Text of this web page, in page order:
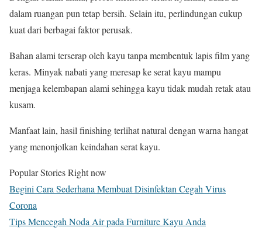
dalam ruangan pun tetap bersih. Selain itu, perlindungan cukup
kuat dari berbagai faktor perusak.
Bahan alami terserap oleh kayu tanpa membentuk lapis film yang
keras. Minyak nabati yang meresap ke serat kayu mampu
menjaga kelembapan alami sehingga kayu tidak mudah retak atau
kusam.
Manfaat lain, hasil finishing terlihat natural dengan warna hangat
yang menonjolkan keindahan serat kayu.
Popular Stories Right now
Begini Cara Sederhana Membuat Disinfektan Cegah Virus
Corona
Tips Mencegah Noda Air pada Furniture Kayu Anda